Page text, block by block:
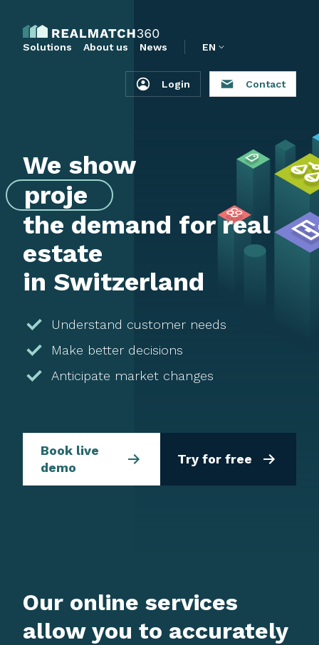
Solutions About us News EN
Login Contact
We show
the demand for real
estate
in Switzerland
Understand customer needs
Make better decisions
Anticipate market changes
Book live
demo
Try for free
Our online services
allow you to accurately